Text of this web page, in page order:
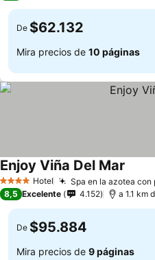
De $62.132
Mira precios de 10 páginas
4 EstrellasHotel Spa en la azotea
Enjoy Viña Del Mar
8,5 Excelente 4.152 a 1.1 km
De $95.884
Mira precios de 9 páginas